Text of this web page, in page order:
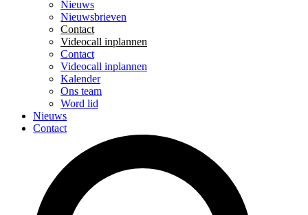
Nieuws
Nieuwsbrieven
Contact
Videocall inplannen
Contact
Videocall inplannen
Kalender
Ons team
Word lid
Nieuws
Contact